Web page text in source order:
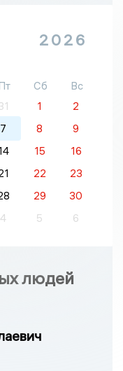
2026
Сб
Вс
1
2
7 8
9
15
16
22
23
29
30
4 5 6
людей